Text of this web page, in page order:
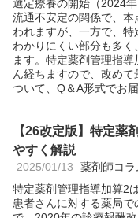
選定療養の開始（2024
流通不安定の関係で、
われますが、一方で、
わかりにくい部分も多く
ます。特定薬剤管理指
ん経ちますので、改め
ついて、Q＆A形式でお届
【26改定版】特定薬
やすく解説
2025/01/13 薬剤師コラ
特定薬剤管理指導加算2
患者さんに対する薬局